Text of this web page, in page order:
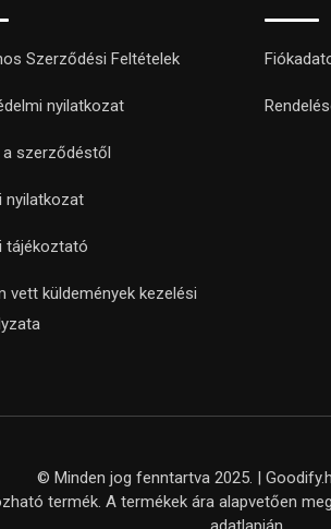
Szerződési Feltételek
nyilatkozat
a szerződéstől
nyilatkozat
tájékoztató
vett küldemények kezelési
© Minden jog fenntartva 2025. |
termék. A termékek ára alapvetően